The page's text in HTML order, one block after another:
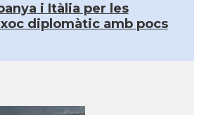
i Itàlia per les
diplomàtic amb pocs